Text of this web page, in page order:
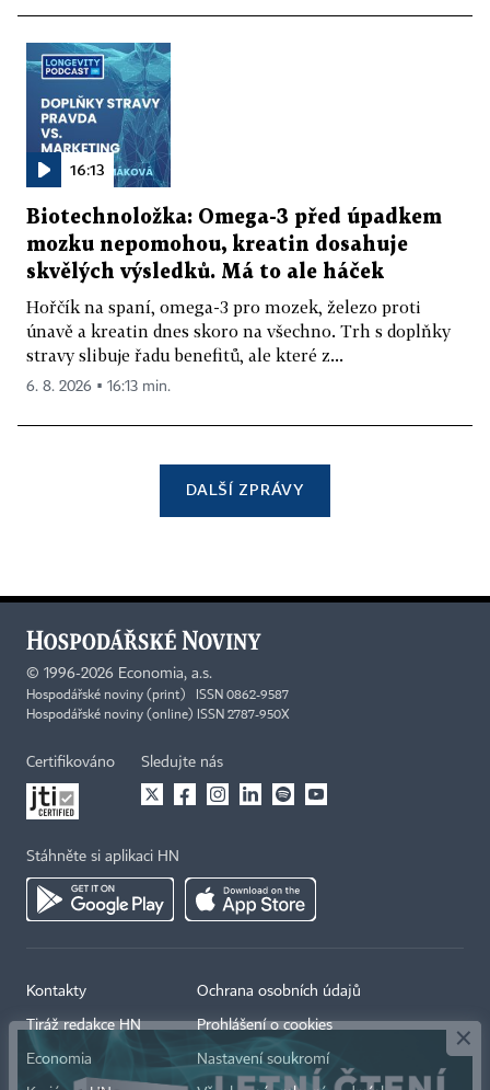
16:13
Biotechnoložka: Omega-3 před úpadkem
mozku nepomohou, kreatin dosahuje
skvělých výsledků. Má to ale háček
Hořčík na spaní, omega-3 pro mozek, železo proti
únavě a kreatin dnes skoro na všechno. Trh s doplňky
stravy slibuje řadu benefitů, ale které z...
6. 8. 2026 ▪ 16:13 min.
DALŠÍ ZPRÁVY
© 1996-2026 Economia, a.s.
Hospodářské noviny (print) ISSN 0862-9587
Hospodářské noviny (online) ISSN 2787-950X
Certifikováno Sledujte nás
Stáhněte si aplikaci HN
Kontakty
Tiráž redakce HN
Economia
Ochrana osobních údajů
Prohlášení o cookies
Nastavení soukromí